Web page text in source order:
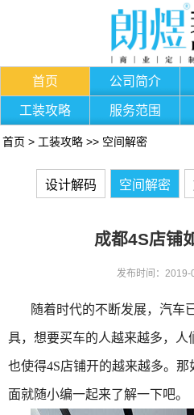
首页 公司简介
工装攻略 服务范围
首页 > 工装攻略 >> 空间解密
设计解码 空间解密
成都4S店铺
发布时间：2019-
随着时代的不断发展，汽车
具，想要买车的人越来越多，
也使得4S店铺开的越来越多。那
面就随小编一起来了解一下吧。